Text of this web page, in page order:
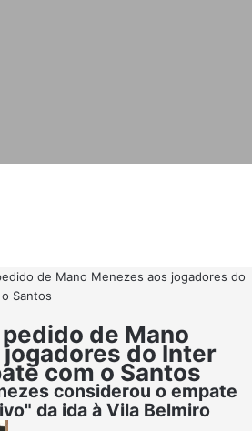
de Mano Menezes aos jogadores do
Santos
de Mano
do Inter
com o Santos
considerou o empate
da ida à Vila Belmiro